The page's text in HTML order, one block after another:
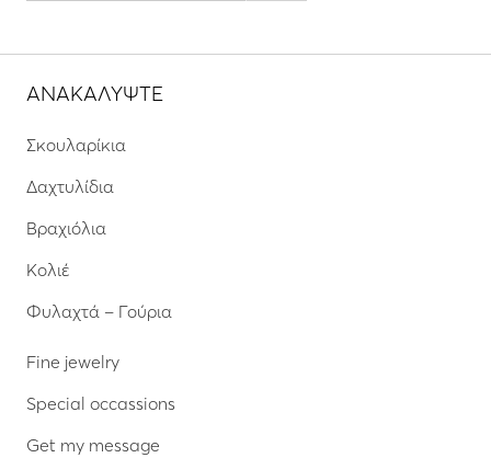
ΑΝΑΚΑΛΥΨΤΕ
Σκουλαρίκια
Δαχτυλίδια
Βραχιόλια
Κολιέ
Φυλαχτά – Γούρια
Fine jewelry
Special occassions
Get my message